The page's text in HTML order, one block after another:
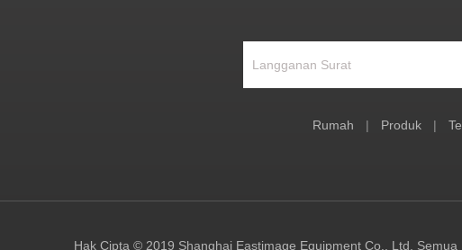
Rumah | Produk |
Hak Cipta © 2019 Shanghai Eastimage Equipment Co., Ltd.